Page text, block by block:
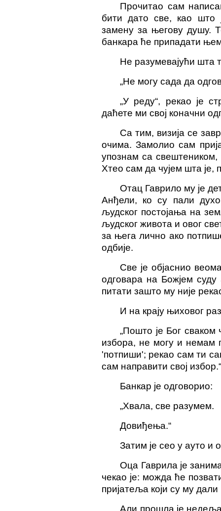
Прочитао сам
бити дато све, као што
замену за његову душу.
банкара ће припадати
Не разумевајући шта
„Не могу сада да
„У реду“, рекао је
даћете ми свој коначни
Са тим, визија се
очима. Замолио сам
упознам са
Хтео сам да чујем шта је,
Отац Гаврило му је
Анђели, ко су пали
људског постојања на
људског живота и овог
за њега лично ако
одбије.
Све је објаснио
одговара на Божјем суду
питати зашто му није
И на крају њиховог
„Пошто је Бог
избора, не могу и немам
'потпиши'; рекао сам ти
сам направити свој избор.“
Банкар је одговорио:
„Хвала, све разумем.
Довиђења.“
Затим је сео у ауто и
Оца Гаврила је
чекао је: можда ће
пријатеља који су му
Али прошла је